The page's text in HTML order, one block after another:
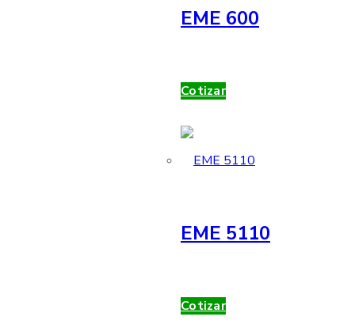
EME 600
Cotizar
EME 5110
Cotizar